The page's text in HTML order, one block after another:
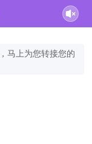
马上为您转接您的